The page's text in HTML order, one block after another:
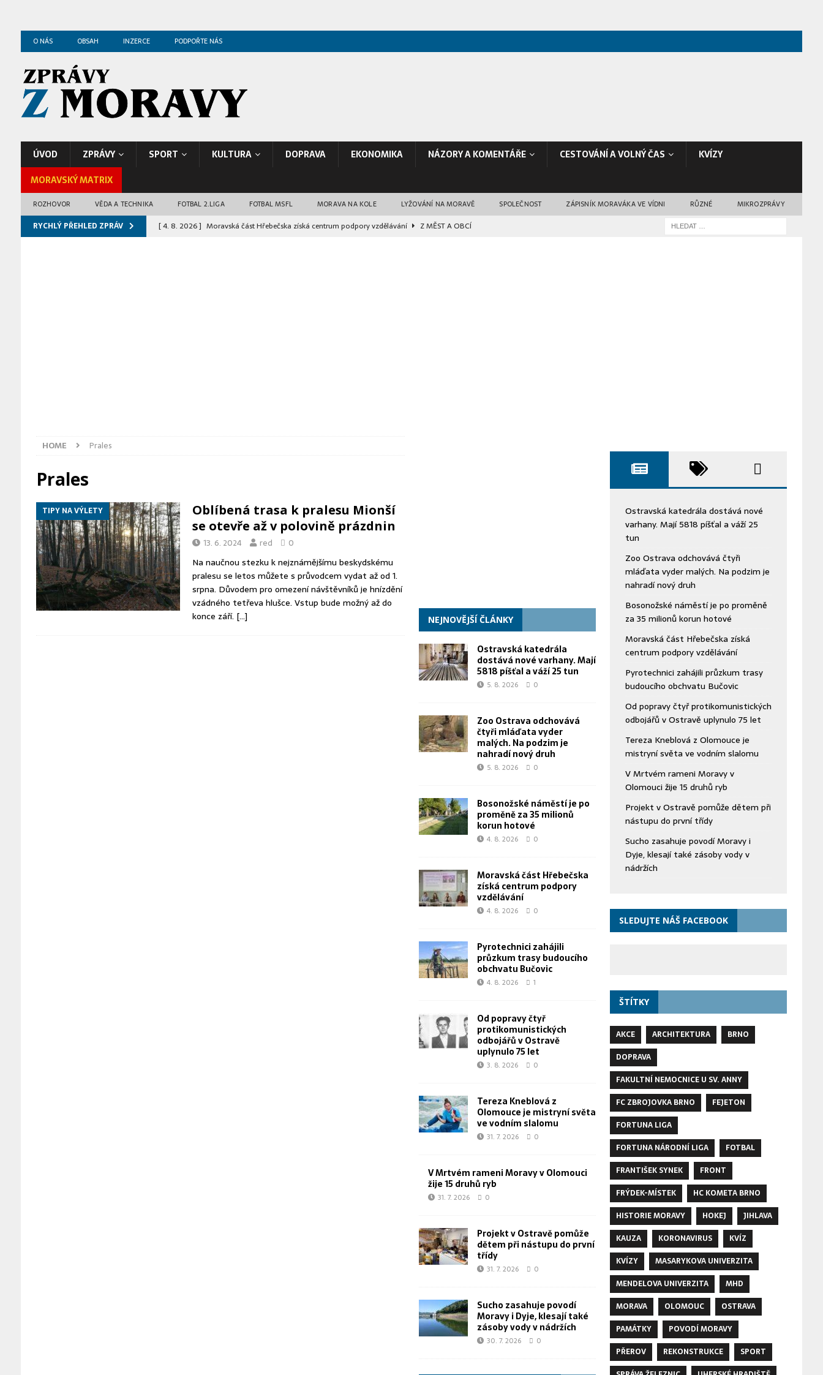
O NÁS OBSAH INZERCE PODPOŘTE NÁS
ÚVOD ZPRÁVY SPORT KULTURA DOPRAVA EKONOMIKA NÁZORY A KOMENTÁŘE CESTOVÁNÍ A VOLNÝ ČAS
KVÍZY
MORAVSKÝ MATRIX
ROZHOVOR VĚDA A TECHNIKA FOTBAL 2.LIGA FOTBAL MSFL MORAVA NA KOLE LYŽOVÁNÍ NA MORAVĚ SPOLEČNOST ZÁPISNÍK MORAVÁKA VE VÍDNI RŮZNÉ MIKROZPRÁVY
RYCHLÝ PŘEHLED ZPRÁV [ 4. 8. 2026 ] Moravská část Hřebečska získá centrum podpory vzdělávání
Z MĚST A OBCÍ
HOME Prales
Prales
TIPY NA VÝLETY
Oblíbená trasa k pralesu Mionší
se otevře až v polovině prázdnin
13. 6. 2024 red 0
Na naučnou stezku k nejznámějšímu beskydskému
pralesu se letos můžete s průvodcem vydat až od 1.
srpna. Důvodem pro omezení návštěvníků je hnízdění
vzádného tetřeva hlušce. Vstup bude možný až do
konce září. […] NEJNOVĚJŠÍ ČLÁNKY
Ostravská katedrála
dostává nové varhany. Mají
5818 píšťal a váží 25 tun
5. 8. 2026 0
Zoo Ostrava odchovává
čtyři mláďata vyder
malých. Na podzim je
nahradí nový druh
5. 8. 2026 0
Bosonožské náměstí je po
proměně za 35 milionů
korun hotové
4. 8. 2026 0
Moravská část Hřebečska
získá centrum podpory
vzdělávání
4. 8. 2026 0
Pyrotechnici zahájili
průzkum trasy budoucího
obchvatu Bučovic
4. 8. 2026 1
Od popravy čtyř
protikomunistických
odbojářů v Ostravě
uplynulo 75 let
3. 8. 2026 0
Tereza Kneblová z
Olomouce je mistryní světa
ve vodním slalomu
31. 7. 2026 0
V Mrtvém rameni Moravy v Olomouci
žije 15 druhů ryb
31. 7. 2026 0
Projekt v Ostravě pomůže
dětem při nástupu do první
třídy
31. 7. 2026 0
Sucho zasahuje povodí
Moravy i Dyje, klesají také
zásoby vody v nádržích
30. 7. 2026 0
Ostravská katedrála dostává nové
varhany. Mají 5818 píšťal a váží 25
tun
Zoo Ostrava odchovává čtyři
mláďata vyder malých. Na podzim je
nahradí nový druh
Bosonožské náměstí je po proměně
za 35 milionů korun hotové
Moravská část Hřebečska získá
centrum podpory vzdělávání
Pyrotechnici zahájili průzkum trasy
budoucího obchvatu Bučovic
Od popravy čtyř protikomunistických
odbojářů v Ostravě uplynulo 75 let
Tereza Kneblová z Olomouce je
mistryní světa ve vodním slalomu
V Mrtvém rameni Moravy v
Olomouci žije 15 druhů ryb
Projekt v Ostravě pomůže dětem při
nástupu do první třídy
Sucho zasahuje povodí Moravy i
Dyje, klesají také zásoby vody v
nádržích
SLEDUJTE NÁŠ FACEBOOK
ŠTÍTKY
AKCE ARCHITEKTURA
BRNO
DOPRAVA
FAKULTNÍ NEMOCNICE U SV. ANNY
FC ZBROJOVKA BRNO
FEJETON
FORTUNA LIGA
FORTUNA NÁRODNÍ LIGA
FOTBAL
FRANTIŠEK SYNEK
FRONT
FRÝDEK-MÍSTEK
HC KOMETA BRNO
HISTORIE MORAVY
HOKEJ
JIHLAVA
KAUZA
KORONAVIRUS
KVÍZ
KVÍZY
MASARYKOVA UNIVERZITA
MENDELOVA UNIVERZITA
MHD
MORAVA
OLOMOUC
OSTRAVA
PAMÁTKY
POVODÍ MORAVY
PŘEROV
REKONSTRUKCE
SPORT